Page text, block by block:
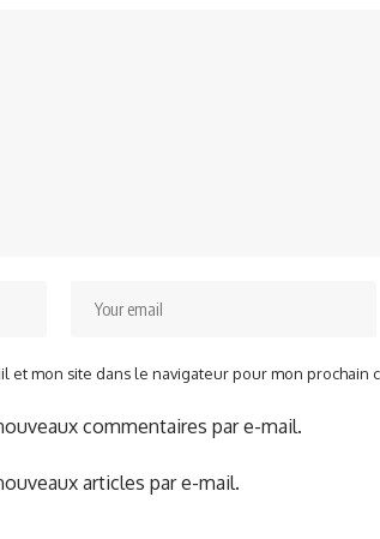
et mon site dans le navigateur pour mon prochain
commentaires par e-mail.
articles par e-mail.